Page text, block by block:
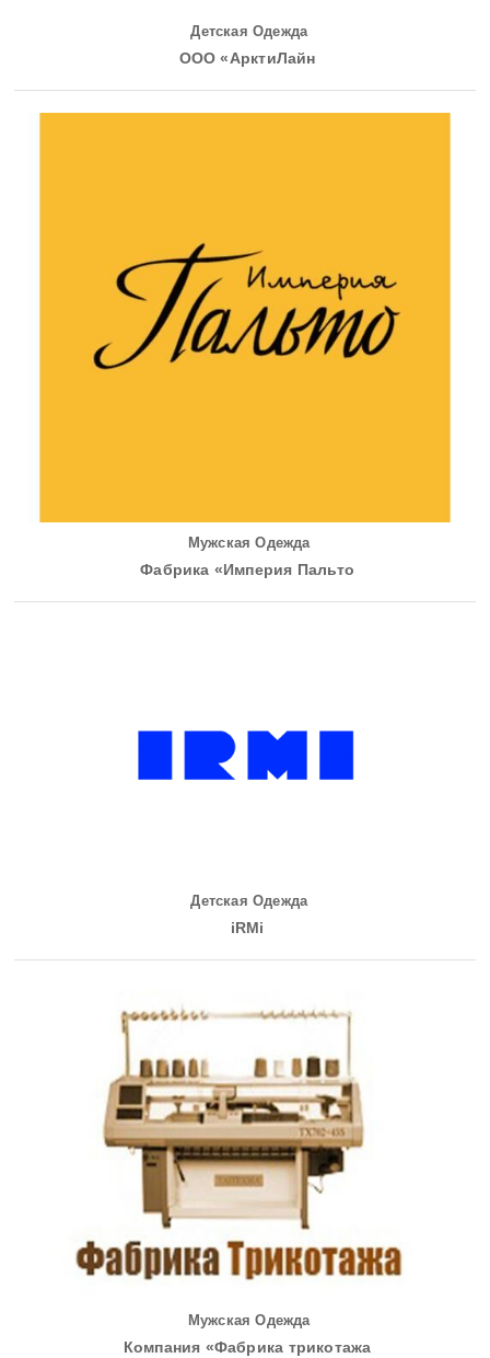
Детская Одежда
ООО «АрктиЛайн
Мужская Одежда
Фабрика «Империя Пальто
Детская Одежда
iRMi
Мужская Одежда
Компания «Фабрика трикотажа